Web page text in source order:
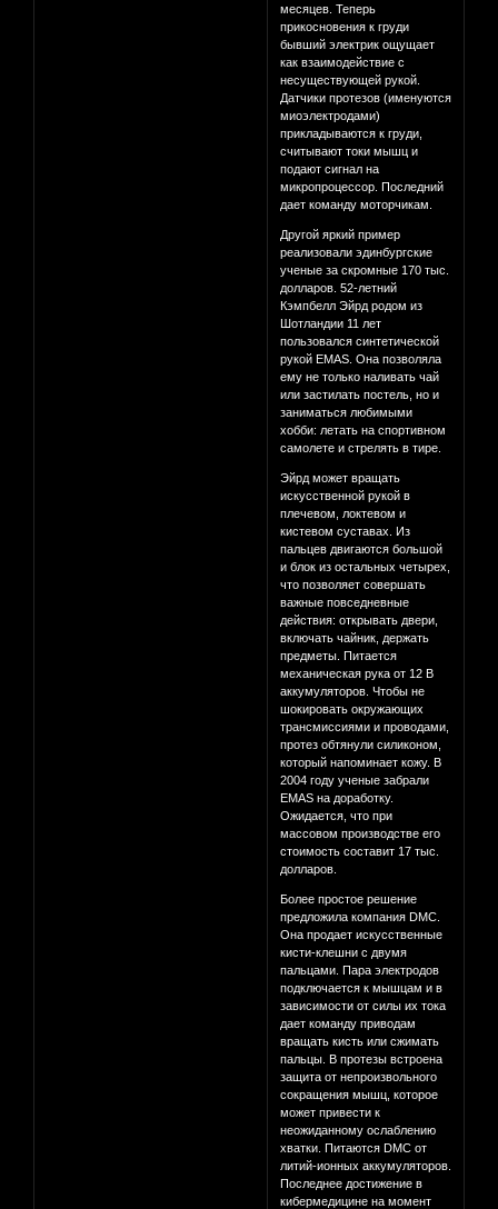
месяцев. Теперь
прикосновения к груди
бывший электрик ощущает
как взаимодействие с
несуществующей рукой.
Датчики протезов (именуются
миоэлектродами)
прикладываются к груди,
считывают токи мышц и
подают сигнал на
микропроцессор. Последний
дает команду моторчикам.
Другой яркий пример
реализовали эдинбургские
ученые за скромные 170 тыс.
долларов. 52-летний
Кэмпбелл Эйрд родом из
Шотландии 11 лет
пользовался синтетической
рукой EMAS. Она позволяла
ему не только наливать чай
или застилать постель, но и
заниматься любимыми
хобби: летать на спортивном
самолете и стрелять в тире.
Эйрд может вращать
искусственной рукой в
плечевом, локтевом и
кистевом суставах. Из
пальцев двигаются большой
и блок из остальных четырех,
что позволяет совершать
важные повседневные
действия: открывать двери,
включать чайник, держать
предметы. Питается
механическая рука от 12 В
аккумуляторов. Чтобы не
шокировать окружающих
трансмиссиями и проводами,
протез обтянули силиконом,
который напоминает кожу. В
2004 году ученые забрали
EMAS на доработку.
Ожидается, что при
массовом производстве его
стоимость составит 17 тыс.
долларов.
Более простое решение
предложила компания DMC.
Она продает искусственные
кисти-клешни с двумя
пальцами. Пара электродов
подключается к мышцам и в
зависимости от силы их тока
дает команду приводам
вращать кисть или сжимать
пальцы. В протезы встроена
защита от непроизвольного
сокращения мышц, которое
может привести к
неожиданному ослаблению
хватки. Питаются DMC от
литий-ионных аккумуляторов.
Последнее достижение в
кибермедицине на момент